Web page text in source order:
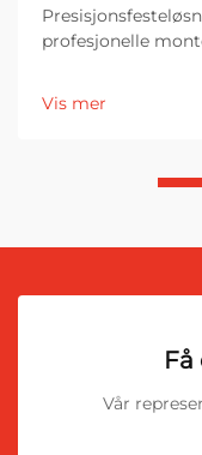
profesjonelle
produktkvalitet.
festesystemer er
Vis mer
Vår